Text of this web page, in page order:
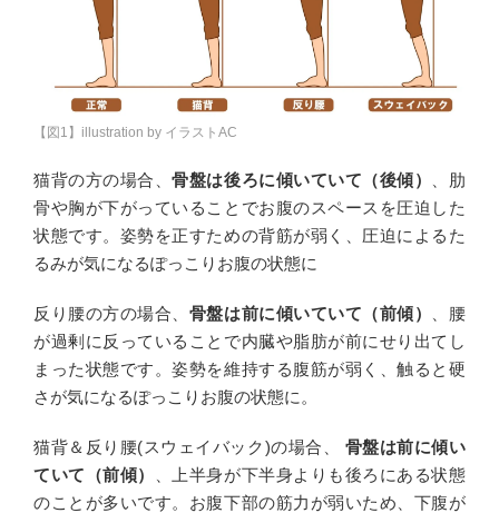
【図1】illustration by イラストAC
猫背の方の場合、骨盤は後ろに傾いていて（後傾）
、肋
骨や胸が下がっていることでお腹のスペースを圧迫した
状態です。姿勢を正すための背筋が弱く、圧迫によるた
るみが気になるぽっこりお腹の状態に
反り腰の方の場合、 骨盤は前に傾いていて（前傾）
、腰
が過剰に反っていることで内臓や脂肪が前にせり出てし
まった状態です。姿勢を維持する腹筋が弱く、触ると硬
さが気になるぽっこりお腹の状態に。
猫背＆反り腰(スウェイバック)の場合、 骨盤は前に傾い
ていて（前傾）
、上半身が下半身よりも後ろにある状態
のことが多いです。お腹下部の筋力が弱いため、下腹が